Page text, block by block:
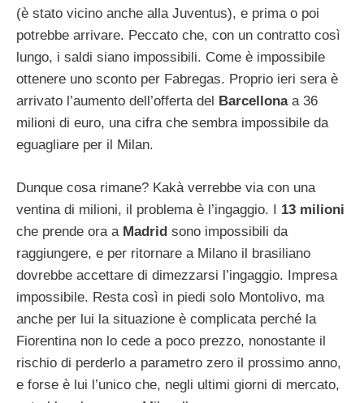
(è stato vicino anche alla Juventus), e prima o poi
potrebbe arrivare. Peccato che, con un contratto così
lungo, i saldi siano impossibili. Come è impossibile
ottenere uno sconto per Fabregas. Proprio ieri sera è
arrivato l’aumento dell’offerta del Barcellona a 36
milioni di euro, una cifra che sembra impossibile da
eguagliare per il Milan.
Dunque cosa rimane? Kakà verrebbe via con una
ventina di milioni, il problema è l’ingaggio. I 13 milioni
che prende ora a Madrid sono impossibili da
raggiungere, e per ritornare a Milano il brasiliano
dovrebbe accettare di dimezzarsi l’ingaggio. Impresa
impossibile. Resta così in piedi solo Montolivo, ma
anche per lui la situazione è complicata perché la
Fiorentina non lo cede a poco prezzo, nonostante il
rischio di perderlo a parametro zero il prossimo anno,
e forse è lui l’unico che, negli ultimi giorni di mercato,